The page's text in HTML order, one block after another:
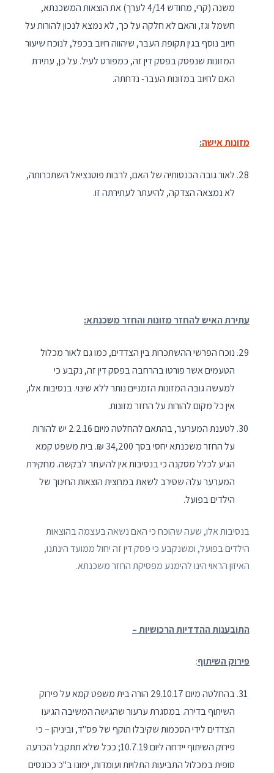
משנה (קרי, מחודש 4/14 לערך) את הוצאות המשכנתא,
חשמל וגז, והאם לא חלקה על כך, לא נמצא לנכון להורות על
חיוב נוסף בגין תקופת העבר, שיהווה חיוב בכפל, לנוכח שיעור
המזונות שנפסק בפסק דין זה, כמפורט לעיל. על כן, עתירת
האם לחיוב במזונות העבר- נדחתה.
מזונות אישה:
לאור גובה הכנסותיה של האם, לרבות פוטנציאל השתכרותה,
לא נמצאה הצדקה, להיעתר לעתירתה זו.
עתירת האיש להחזר מזונות והחזר משכנתא:
נוכח הפרשי ההשתכרות בין הצדדים, כמו גם לאור מכלול
הטעמים אשר פורטו בהרחבה בפסק דין זה, נקבע כי
למעשה גובה המזונות הזמניים נותר ללא שינוי. בנסיבות אלו,
אין כל מקום להורות על החזר מזונות.
לטענת המערער, בהתאם להחלטה מיום 2.2.16 יש להורות
על החזר משכנתא יחסי בסך 34,200 ₪. בית משפט קמא
הגיע לכלל מסקנה כי בנסיבות אין להיעתר לבקשה. מחקירת
המערער עלה שסירב לשאת במחצית הוצאות החינוך של
הילדים בפועל.
בנסיבות אלו, שעה שהוכח כי האם נשאה בעצמה בהוצאות
הילדים בפועל, ומשנקבע כי פסק דין זה יחול ממועד הינתנו,
האיזון הראוי הינו להימנע מפסיקת החזר משכנתא.
התובענות ההדדיות הרכושיות –
פירוק השיתוף:
בהחלטה מיום 29.10.17 הורה בית משפט קמא על פירוק
השיתוף בדירה. במסגרת ערעור שהגישה המשיבה הגיעו
הצדדים לידי הסכמות שקיבלו תוקף של פס"ד, וביניהן – כי
פירוק השיתוף יידחה ליום 10.7.19; ככל שלא תתקבל הכרעה
סופית במכלול התביעות התלויות ועומדות, ימונו ב"כ ככונסים